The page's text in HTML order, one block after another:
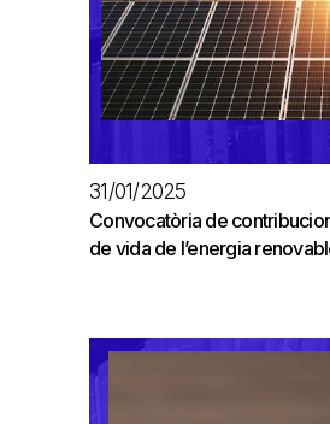
31/01/2025
Convocatòria de
de vida de l’energia